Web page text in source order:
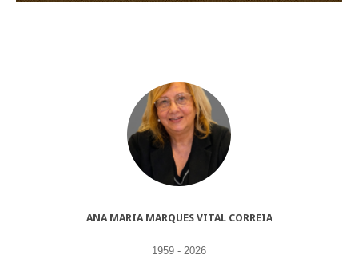
ANA MARIA MARQUES VITAL CORREIA
1959 - 2026